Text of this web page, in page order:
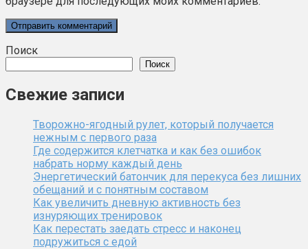
Поиск
Поиск
Свежие записи
Творожно-ягодный рулет, который получается
нежным с первого раза
Где содержится клетчатка и как без ошибок
набрать норму каждый день
Энергетический батончик для перекуса без лишних
обещаний и с понятным составом
Как увеличить дневную активность без
изнуряющих тренировок
Как перестать заедать стресс и наконец
подружиться с едой